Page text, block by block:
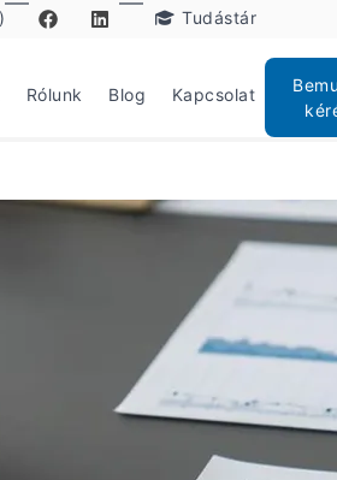
Tudástár
Rólunk Blog Kapcsolat